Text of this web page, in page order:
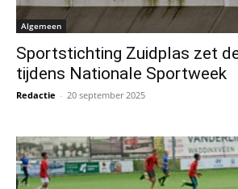
Algemeen
Sportstichting Zuidplas zet
tijdens Nationale Sportweek
Redactie - 20 september 2025